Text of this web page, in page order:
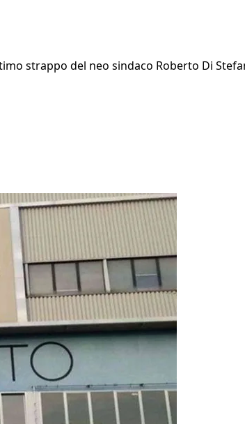
strappo del neo sindaco Roberto Di